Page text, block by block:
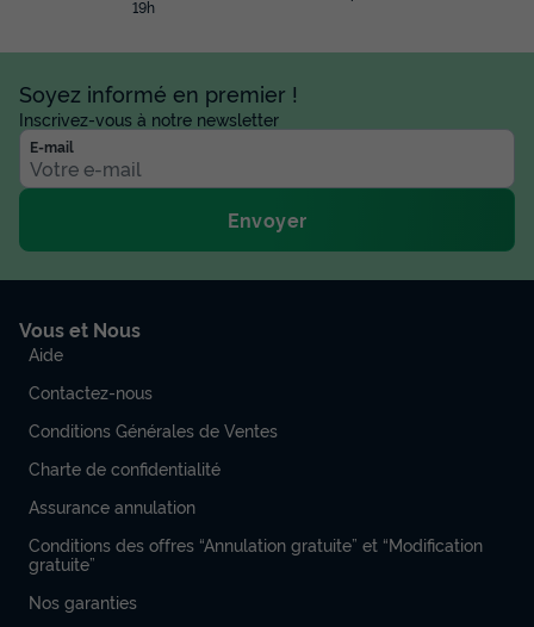
19h
Soyez informé en premier !
Inscrivez-vous à notre newsletter
E-mail
Envoyer
Vous et Nous
Aide
Contactez-nous
Conditions Générales de Ventes
Charte de confidentialité
Assurance annulation
Conditions des offres “Annulation gratuite” et “Modification
gratuite”
Nos garanties